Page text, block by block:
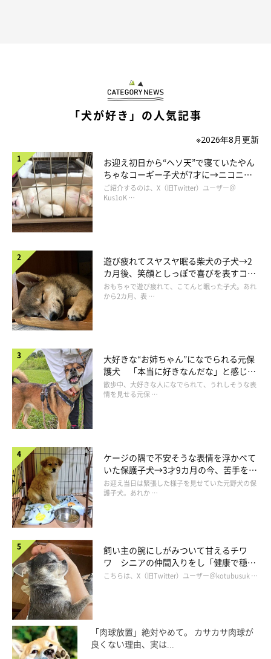
「犬が好き」の人気記事
※2026年8月更新
お迎え初日から“ヘソ天”で寝ていたやん
ちゃなコーギー子犬が7才に→ニコニ
コ“コーギースマイル”が魅力のコに成
長！
ご紹介するのは、X（旧Twitter）ユーザー＠
Kus1oK …
遊び疲れてスヤスヤ眠る柴犬の子犬→2
カ月後、笑顔としっぽで喜びを表すコに
成長！
おもちゃで遊び疲れて、こてんと眠った子犬。あれ
から2カ月、表 …
大好きな“お姉ちゃん”になでられる元保
護犬 「本当に好きなんだな」と感じる
表情にほっこり
散歩中、大好きな人になでられて、うれしそうな表
情を見せる元保 …
ケージの隅で不安そうな表情を浮かべて
いた保護子犬→3才9カ月の今、苦手を克
服し頼もしいコに成長！
お迎え当日は緊張した様子を見せていた元野犬の保
護子犬。あれか …
飼い主の腕にしがみついて甘えるチワ
ワ シニアの仲間入りをし「健康で穏や
かな暮らしが続いてほしい」と願う
こちらは、X（旧Twitter）ユーザー＠kotubusuk …
「肉球放置」絶対やめて。 カサカサ肉球が
良くない理由、実は...